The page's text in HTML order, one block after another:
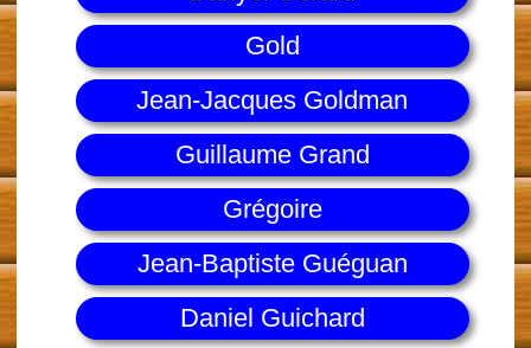
Gold
Jean-Jacques Goldman
Guillaume Grand
Grégoire
Jean-Baptiste Guéguan
Daniel Guichard